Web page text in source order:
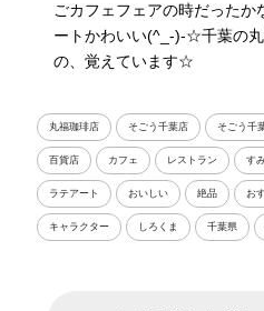
ごカフェフェアの時だった
ートかわいい(^_-)-☆千葉の
の、覚えています☆
丸福珈琲店 そごう千葉店 そごう千
百貨店 カフェ レストラン す
ラテアート おいしい 絶品 お
キャラクター しろくま 千葉県